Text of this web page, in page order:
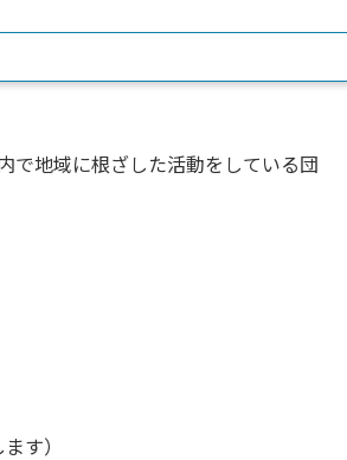
で地域に根ざした活動をしている団
す）